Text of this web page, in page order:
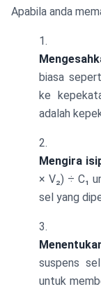
Apabila anda
biasa
ke
adalah
Mengira
× V₂) ÷ C₁
sel yang
suspens
untuk